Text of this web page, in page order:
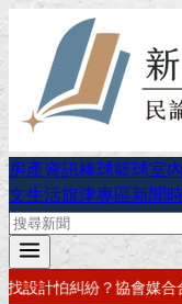
房產資訊棒球籃球室
文生活旗津專區新聞
設計有保障要開公司？